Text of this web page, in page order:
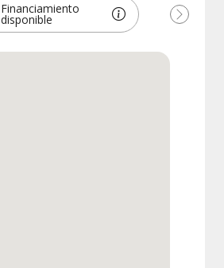
Financiamiento
disponible Next